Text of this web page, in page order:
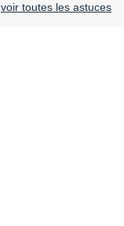
voir toutes les astuces